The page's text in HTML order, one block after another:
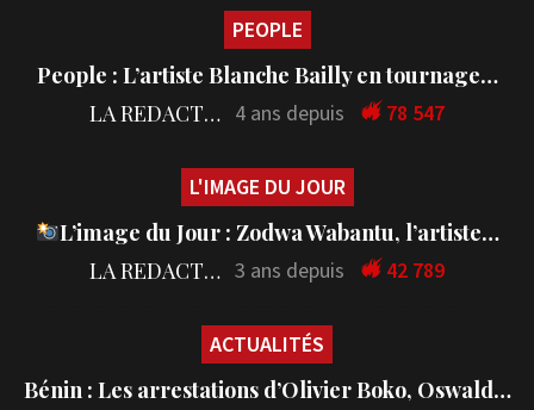
PEOPLE
People : L’artiste Blanche Bailly en tournage…
LA REDACTION 4 ans depuis 78 547
L'IMAGE DU JOUR
L’image du Jour : Zodwa Wabantu, l’artiste…
LA REDACTION 3 ans depuis 42 789
ACTUALITÉS
Bénin : Les arrestations d’Olivier Boko, Oswald…